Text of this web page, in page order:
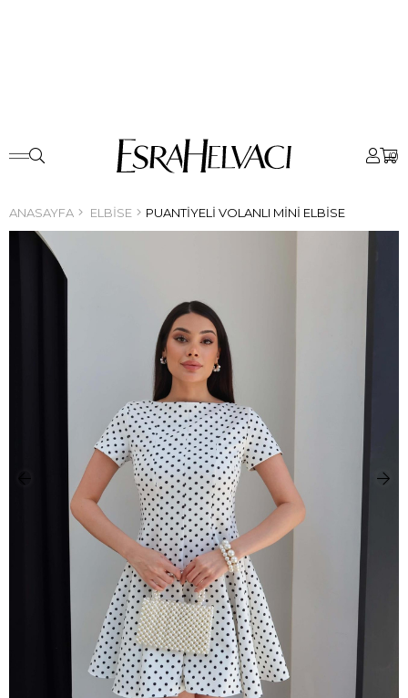
0
ANASAYFA ELBISE PUANTIYELI VOLANLI MINI ELBISE